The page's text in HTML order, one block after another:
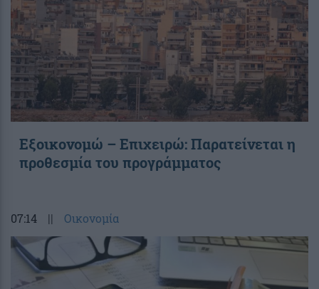
Εξοικονομώ – Επιχειρώ: Παρατείνεται η
προθεσμία του προγράμματος
07:14 || Οικονομία